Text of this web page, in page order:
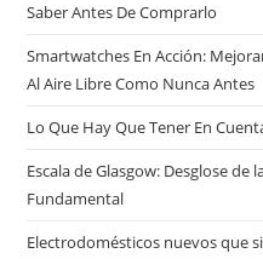
Saber Antes De Comprarlo
Smartwatches En Acción:
Al Aire Libre Como Nunca Antes
Lo Que Hay Que Tener En
Escala de Glasgow: Desglose de
Fundamental
Electrodomésticos nuevos que